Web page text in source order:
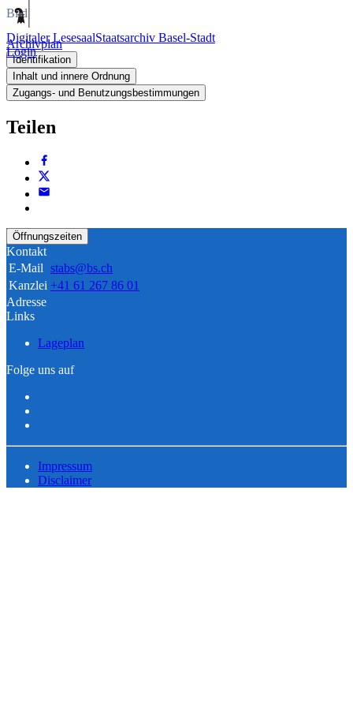
Digitaler LesesaalStaatsarchiv Basel-Stadt
Login
Bild
Archivplan
Identifikation
Inhalt und innere Ordnung
Zugangs- und Benutzungsbestimmungen
Teilen
Öffnungszeiten
Kontakt
E-Mail stabs@bs.ch
Kanzlei +41 61 267 86 01
Adresse
Links
Lageplan
Folge uns auf
Impressum
Disclaimer